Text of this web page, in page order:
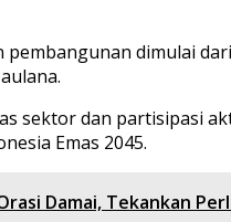
pembangunan dimulai
sektor dan partisipasi
Emas 2045.
Damai, Tekankan